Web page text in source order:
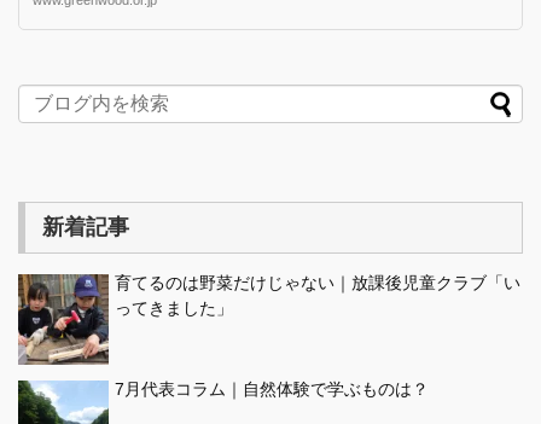
新着記事
育てるのは野菜だけじゃない｜放課後児童クラブ「い
ってきました」
7月代表コラム｜自然体験で学ぶものは？